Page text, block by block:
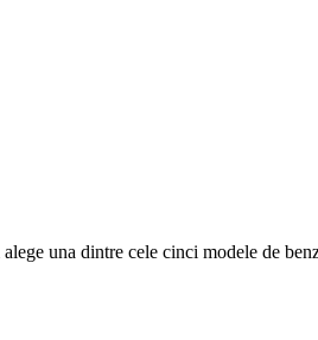
una dintre cele cinci modele de